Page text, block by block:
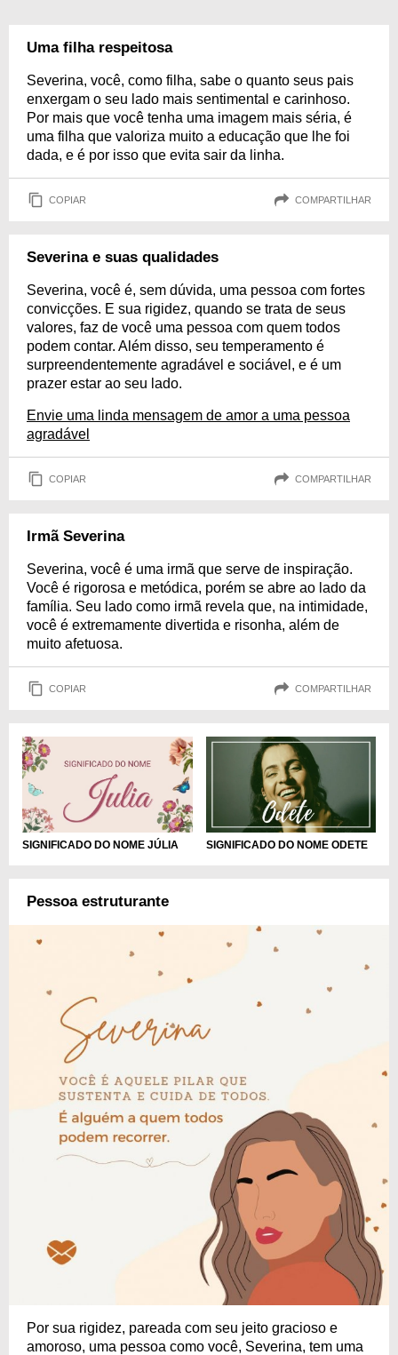
Uma filha respeitosa
Severina, você, como filha, sabe o quanto seus pais
enxergam o seu lado mais sentimental e carinhoso.
Por mais que você tenha uma imagem mais séria, é
uma filha que valoriza muito a educação que lhe foi
dada, e é por isso que evita sair da linha.
COPIAR COMPARTILHAR
Severina e suas qualidades
Severina, você é, sem dúvida, uma pessoa com fortes
convicções. E sua rigidez, quando se trata de seus
valores, faz de você uma pessoa com quem todos
podem contar. Além disso, seu temperamento é
surpreendentemente agradável e sociável, e é um
prazer estar ao seu lado.
Envie uma linda mensagem de amor a uma pessoa
agradável
COPIAR COMPARTILHAR
Irmã Severina
Severina, você é uma irmã que serve de inspiração.
Você é rigorosa e metódica, porém se abre ao lado da
família. Seu lado como irmã revela que, na intimidade,
você é extremamente divertida e risonha, além de
muito afetuosa.
COPIAR COMPARTILHAR
SIGNIFICADO DO NOME JÚLIA SIGNIFICADO DO NOME ODETE
Pessoa estruturante
Por sua rigidez, pareada com seu jeito gracioso e
amoroso, uma pessoa como você, Severina, tem uma